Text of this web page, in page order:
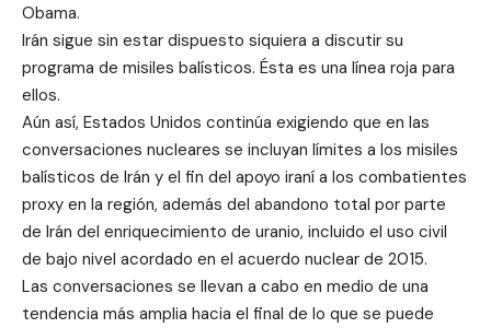
Obama.
Irán sigue sin estar dispuesto siquiera a discutir su
programa de misiles balísticos. Ésta es una línea roja para
ellos.
Aún así, Estados Unidos continúa exigiendo que en las
conversaciones nucleares se incluyan límites a los misiles
balísticos de Irán y el fin del apoyo iraní a los combatientes
proxy en la región, además del abandono total por parte
de Irán del enriquecimiento de uranio, incluido el uso civil
de bajo nivel acordado en el acuerdo nuclear de 2015.
Las conversaciones se llevan a cabo en medio de una
tendencia más amplia hacia el final de lo que se puede